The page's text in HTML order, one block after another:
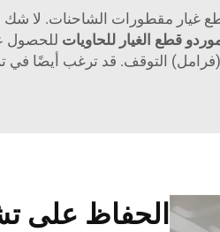
غيار مقطورات الشاحنات. لا شك
قطع الغيار للحاويات للحصول
التوقف. قد ترغب أيضًا في
الحفاظ على